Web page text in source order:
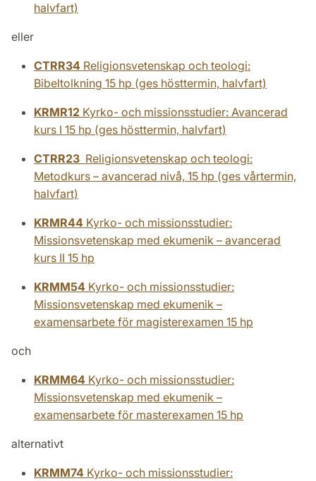
halvfart)
eller
CTRR34 Religionsvetenskap och teologi:
Bibeltolkning 15 hp (ges hösttermin, halvfart)
KRMR12 Kyrko- och missionsstudier: Avancerad
kurs I 15 hp (ges hösttermin, halvfart)
CTRR23 Religionsvetenskap och teologi:
Metodkurs – avancerad nivå, 15 hp (ges vårtermin,
halvfart)
KRMR44 Kyrko- och missionsstudier:
Missionsvetenskap med ekumenik – avancerad
kurs II 15 hp
KRMM54 Kyrko- och missionsstudier:
Missionsvetenskap med ekumenik –
examensarbete för magisterexamen 15 hp
och
KRMM64 Kyrko- och missionsstudier:
Missionsvetenskap med ekumenik –
examensarbete för masterexamen 15 hp
alternativt
KRMM74 Kyrko- och missionsstudier: